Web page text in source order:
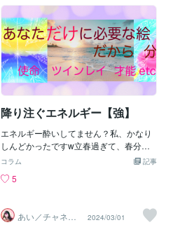
す。光が勝つわけでも、闇が勝つわけで
もない。どちらも等しくなる。この“等し
さ”が、静かに効いてきます。たとえば、
天秤が片方に傾いていると、上に載せた
ものは落ち着きません。けれど釣り合っ
た瞬間、天秤はピタッと静まる。春分
は、世界そのものがそういう状態になる
日だと考えると分かりやすいと思いま
す。そして人間は、世界から切り離され
思い浮かんだ 「これがしたい」という、
ささやかな願いを一つだけ叶えることで
す。 例えば、 ・ハーゲンダッツのアイス
をたべたい ・スタバでお茶したい ・イチ
ゴが食べたい ・パンチくんに会いに行き
たい ・春らしいブラウスがほしい ・パリ
に行きたい 小さいことから大きなことま
で書いてみて、今日と明日で叶えられる
小さなことを一つだけ、ご自分のために
叶えてみてください。 今週も何人もの方
と、鑑定を通してお話しをさせていただ
きましたが、 本当に日本の女性たちは、
ものすごく能力が高いのに、ご自分のこ
のためと、目に見えない社会の約束事を
います。そのあげく、自分が本当は何が
したかったのか分からなくなっていて、
降り注ぐエネルギー【強】
エネルギー酔いしてません？私、かなり
しんどかったですw立春過ぎて、春分ま
でにいらんもんは全部片付けたいとは思
までは何となくやり過ごせてたけど、も
で進むよ！みたいな。3/20までにあなた
もエネルギー整えて必要なエネルギーを
記事
コラム
5
あい／チャネリ
ングアート✨夏S
2024/03/01